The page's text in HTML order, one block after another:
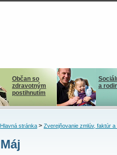
Občan so
zdravotným
postihnutím
a
Hlavná stránka> Zverejňovanie zmlúv, faktúr a
Máj